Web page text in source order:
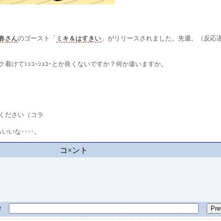
さんのゴースト「 ミキ＆はすきい 」がリリースされました。先週。（反応
てｼｭｺｰｼｭｺｰとか良くないですか？何か違いますか。
さい（コラ
いな‥‥。
コ×ント